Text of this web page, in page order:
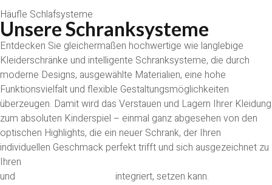
Häufle Schlafsysteme
Unsere Schranksysteme
Entdecken Sie gleichermaßen hochwertige wie langlebige
Kleiderschränke und intelligente Schranksysteme, die durch
moderne Designs, ausgewählte Materialien, eine hohe
Funktionsvielfalt und flexible Gestaltungsmöglichkeiten
überzeugen. Damit wird das Verstauen und Lagern Ihrer Kleidung
zum absoluten Kinderspiel – einmal ganz abgesehen von den
optischen Highlights, die ein neuer Schrank, der Ihren
individuellen Geschmack perfekt trifft und sich ausgezeichnet zu
Ihren
und
integriert, setzen kann.